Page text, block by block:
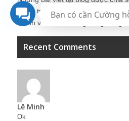
Quản trị Nhân sự Nguyễn Hùng
thành viên khác trong cộng đồng
Recent Comments
Lê Minh
Ok
Bạn có cần Cường